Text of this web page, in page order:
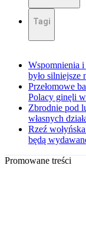
Tagi
Wspomnienia
było silniejsze
Przełomowe
Polacy ginęli
Zbrodnie pod
własnych
Rzeź
będą
Promowane treści